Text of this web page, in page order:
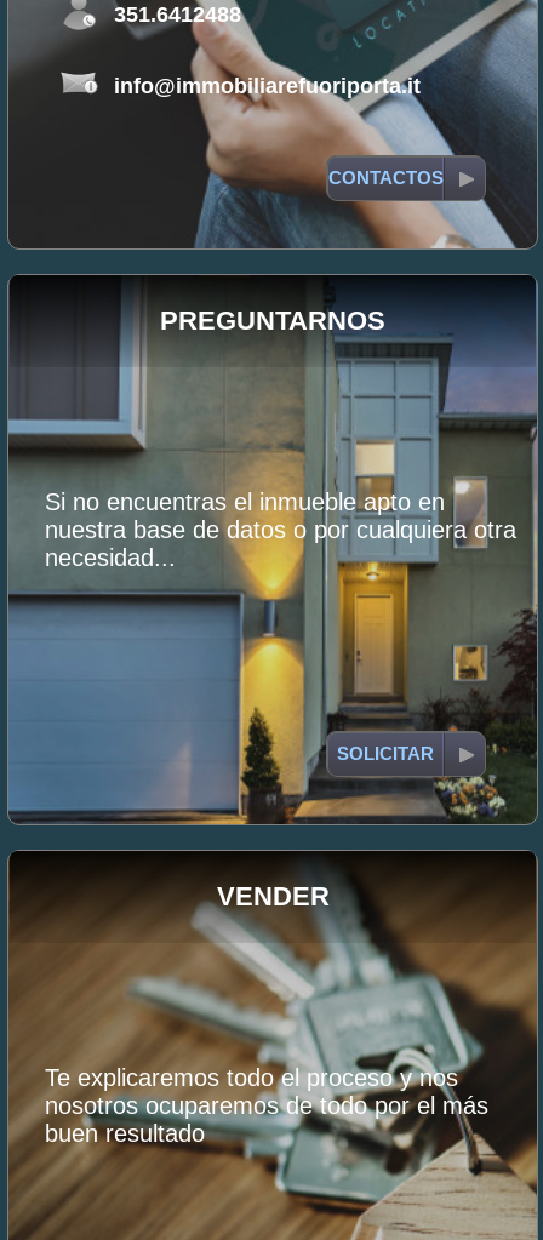
351.6412488
info@immobiliarefuoriporta.it
CONTACTOS
PREGUNTARNOS
Si no encuentras el inmueble apto en
nuestra base de datos o por cualquiera otra
necesidad...
SOLICITAR
VENDER
Te explicaremos todo el proceso y nos
nosotros ocuparemos de todo por el más
buen resultado